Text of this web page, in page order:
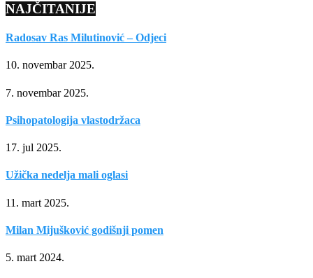
NAJČITANIJE
Radosav Ras Milutinović – Odjeci
10. novembar 2025.
7. novembar 2025.
Psihopatologija vlastodržaca
17. jul 2025.
Užička nedelja mali oglasi
11. mart 2025.
Milan Mijušković godišnji pomen
5. mart 2024.